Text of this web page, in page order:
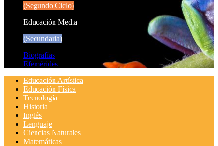
(Segundo Ciclo)
Educación Media
(Secundaria)
Biografías
Efemérides
Educación Artística
Educación Física
Tecnología
Historia
Inglés
Lenguaje
Ciencias Naturales
Matemáticas